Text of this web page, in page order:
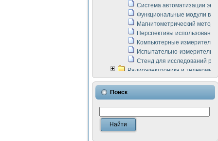
Система автоматизации
Функциональные модули в
Магнитометрический метод
Перспективы
Компьютерные
Испытательно-
Стенд для исследований
Радиоэлектроника и
LabVIEW в расчетах
Аппаратно-программный
Виртуальный
Измерение шумовых
Измерительный
Инструменты для
Инструменты для
Поиск